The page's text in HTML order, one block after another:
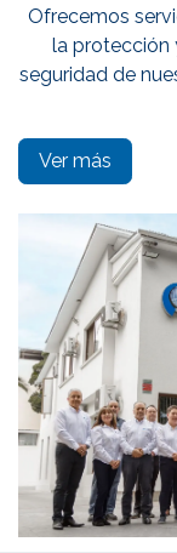
Ofrecemos
la protección
seguridad de
Ver más